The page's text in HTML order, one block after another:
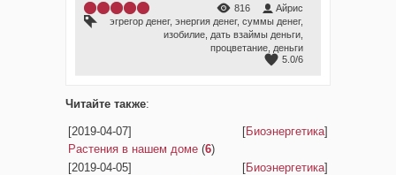
816
Айрис
эгрегор денег, энергия денег, суммы денег,
изобилие дать взаймы деньги
процветание деньги
5.0/6
Читайте также:
[2019-04-07] [Биоэнергетика]
Растения в нашем доме (6)
[2019-04-05]
[Биоэнергетика]